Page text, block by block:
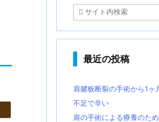
最近の投稿
肩腱板断裂の手術から1
不足で辛い
肩の手術による療養のた